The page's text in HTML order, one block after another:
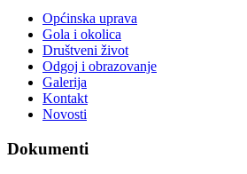
Općinska uprava
Gola i okolica
Društveni život
Odgoj i obrazovanje
Galerija
Kontakt
Novosti
Dokumenti